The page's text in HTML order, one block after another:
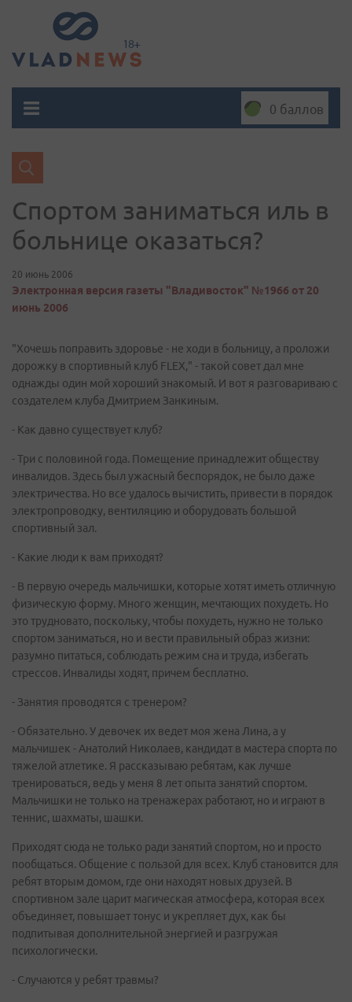
0 баллов
Спортом заниматься иль в
больнице оказаться?
20 июнь 2006
Электронная версия газеты "Владивосток" №1966 от 20
июнь 2006
"Хочешь поправить здоровье - не ходи в больницу, а проложи
дорожку в спортивный клуб FLEX," - такой совет дал мне
однажды один мой хороший знакомый. И вот я разговариваю с
создателем клуба Дмитрием Занкиным.
- Как давно существует клуб?
- Три с половиной года. Помещение принадлежит обществу
инвалидов. Здесь был ужасный беспорядок, не было даже
электричества. Но все удалось вычистить, привести в порядок
электропроводку, вентиляцию и оборудовать большой
спортивный зал.
- Какие люди к вам приходят?
- В первую очередь мальчишки, которые хотят иметь отличную
физическую форму. Много женщин, мечтающих похудеть. Но
это трудновато, поскольку, чтобы похудеть, нужно не только
спортом заниматься, но и вести правильный образ жизни:
разумно питаться, соблюдать режим сна и труда, избегать
стрессов. Инвалиды ходят, причем бесплатно.
- Занятия проводятся с тренером?
- Обязательно. У девочек их ведет моя жена Лина, а у
мальчишек - Анатолий Николаев, кандидат в мастера спорта по
тяжелой атлетике. Я рассказываю ребятам, как лучше
тренироваться, ведь у меня 8 лет опыта занятий спортом.
Мальчишки не только на тренажерах работают, но и играют в
теннис, шахматы, шашки.
Приходят сюда не только ради занятий спортом, но и просто
пообщаться. Общение с пользой для всех. Клуб становится для
ребят вторым домом, где они находят новых друзей. В
спортивном зале царит магическая атмосфера, которая всех
объединяет, повышает тонус и укрепляет дух, как бы
подпитывая дополнительной энергией и разгружая
психологически.
- Случаются у ребят травмы?